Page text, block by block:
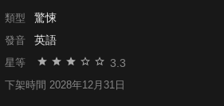
類型 驚悚
發音 英語
星等 3.3
下架時間 2028年12月31日